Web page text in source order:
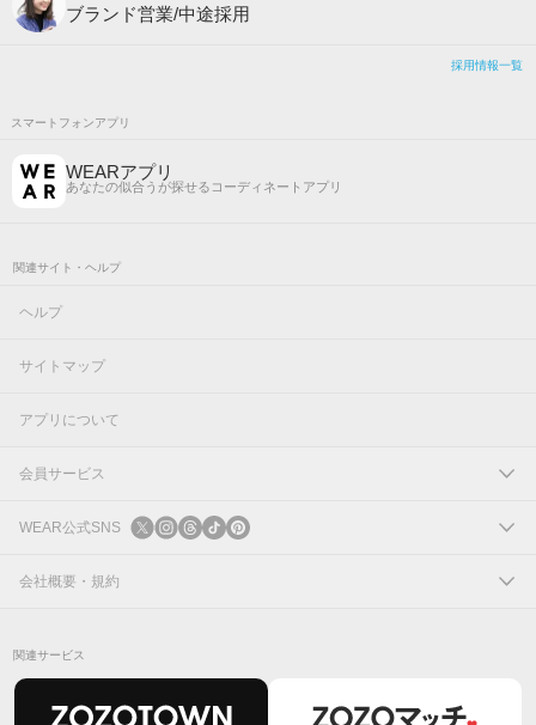
ブランド営業/中途採用
採用情報一覧
スマートフォンアプリ
WEARアプリ
あなたの似合うが探せるコーディネートアプリ
関連サイト・ヘルプ
ヘルプ
サイトマップ
アプリについて
会員サービス
ログイン
新規会員登録
WEAR公式SNS
X
会社概要・規約
関連サービス